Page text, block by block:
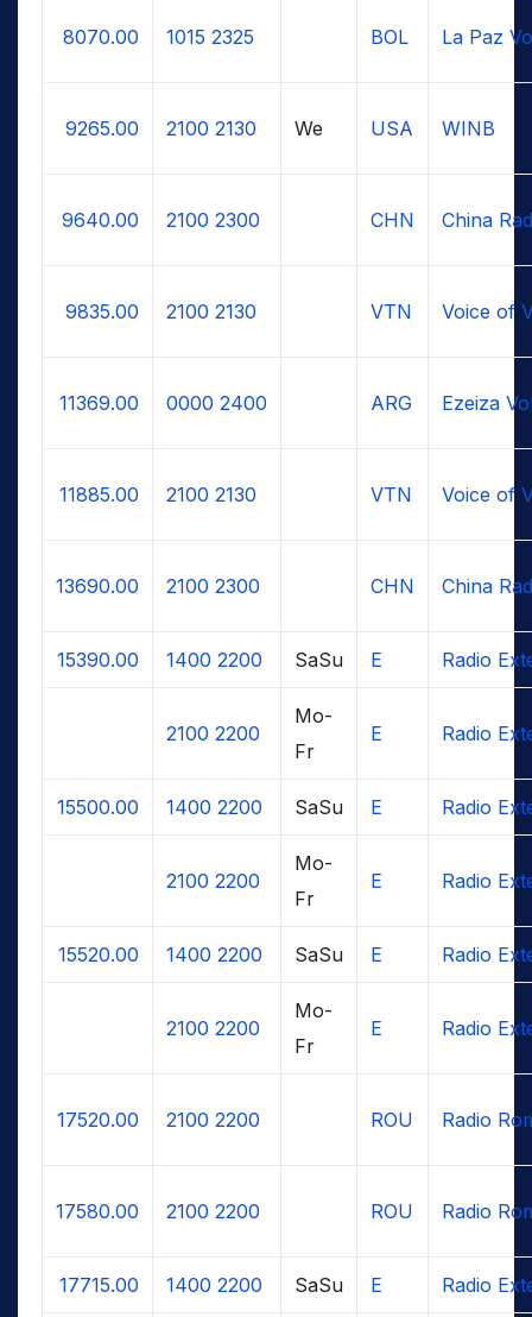
8070.00 1015 2325 BOL La Paz
9265.00 2100 2130 We USA WINB
9640.00 2100 2300 CHN China
9835.00 2100 2130 VTN Voice of
11369.00 0000 2400 ARG Ezeiza
11885.00 2100 2130 VTN Voice of
13690.00 2100 2300 CHN China
15390.00 1400 2200 SaSu E Radio
2100 2200
Mo-
Fr
E Radio
15500.00 1400 2200 SaSu E Radio
2100 2200
Mo-
Fr
E Radio
15520.00 1400 2200 SaSu E Radio
2100 2200
Mo-
Fr
E Radio
17520.00 2100 2200 ROU Radio
17580.00 2100 2200 ROU Radio
17715.00 1400 2200 SaSu E Radio